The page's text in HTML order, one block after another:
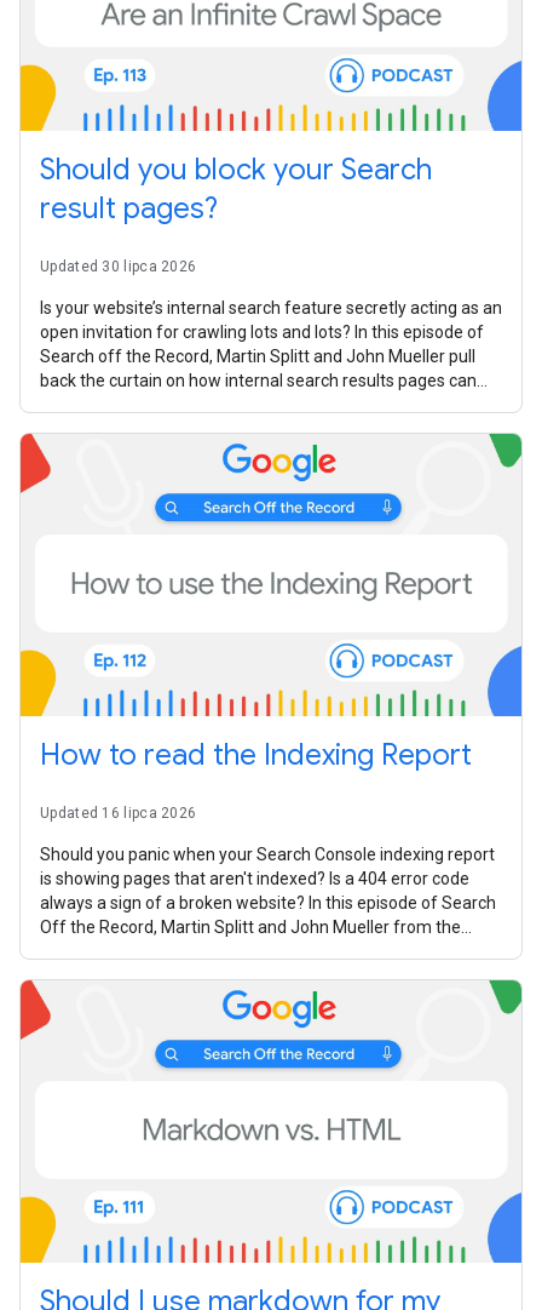
Should you block your Search
result pages?
Updated 30 lipca 2026
Is your website’s internal search feature secretly acting as an
open invitation for crawling lots and lots? In this episode of
Search off the Record, Martin Splitt and John Mueller pull
back the curtain on how internal search results pages can
How to read the Indexing Report
Updated 16 lipca 2026
Should you panic when your Search Console indexing report
is showing pages that aren't indexed? Is a 404 error code
always a sign of a broken website? In this episode of Search
Off the Record, Martin Splitt and John Mueller from the
Should I use markdown for my